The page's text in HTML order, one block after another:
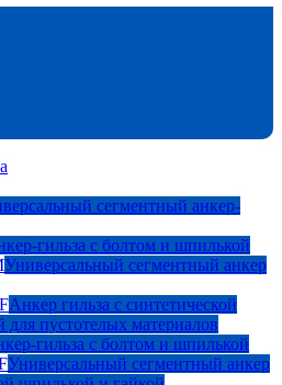
сегментный анкер-
гильза с болтом и шпилькой
Универсальный сегментный анкер
Анкер гильза с синтетической
для пустотелых материалов
гильза с болтом и шпилькой
Универсальный сегментный анкер